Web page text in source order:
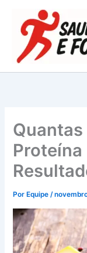
conteúdo
Quantas
Proteína
Por Equipe/